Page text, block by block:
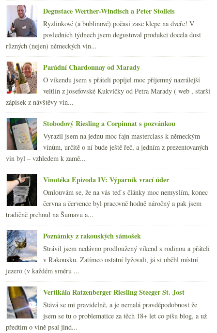
►března
►února (20)
►ledna (20)
► 2009 (249)
2008
►2007(108)
Degustace Werther-Windisch a Peter Stolleis
Ryzlinkové (a bublinové) počasí zase klepe na dveře! V
posledních týdnech jsem degustoval produkci docela dost
různých (nejen) německých vin...
Parádní Chardonnay od Marady
O víkendu jsem s přáteli popíjel moc příjemný nazrálejší
veltlín z josefovské Kukvičky od Petra Marady ( web , starší
zápisek z návštěvy vin...
Stobodový Riesling a Corpinnat s pozvánkou
Vyrazil jsem na jednu moc fajn masterclass k německým
vínům, určitě o ní bude ještě řeč, a jedním z prezentovaných
vín byl – vzhledem k zamě...
Vinotéka Epizoda IV: Výparník vrací úder
Omlouvám se, že na vás teď s články moc nemyslím, konec
června a července byl pracovně hodně náročný a pak jsem
tradičně prchnul na Šumavu a...
Poznámky z rakouských sámošek
Strávil jsem nedávno prodloužený víkend s rodinou a přáteli
v Rakousku. Zatímco ostatní lyžovali, já si oběhl místní
jezero (v každém směru ...
Vertikála Ratzenberger Riesling Steeger St. Jost
Stává se mi pravidelně, a je nemalá pravděpodobnost že
jsem se tu o problematice za těch 18+ let co píšu blog, a už
předtím o víně psal jind...